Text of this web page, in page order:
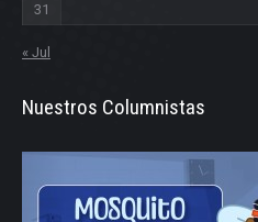
31
« Jul
Nuestros Columnistas